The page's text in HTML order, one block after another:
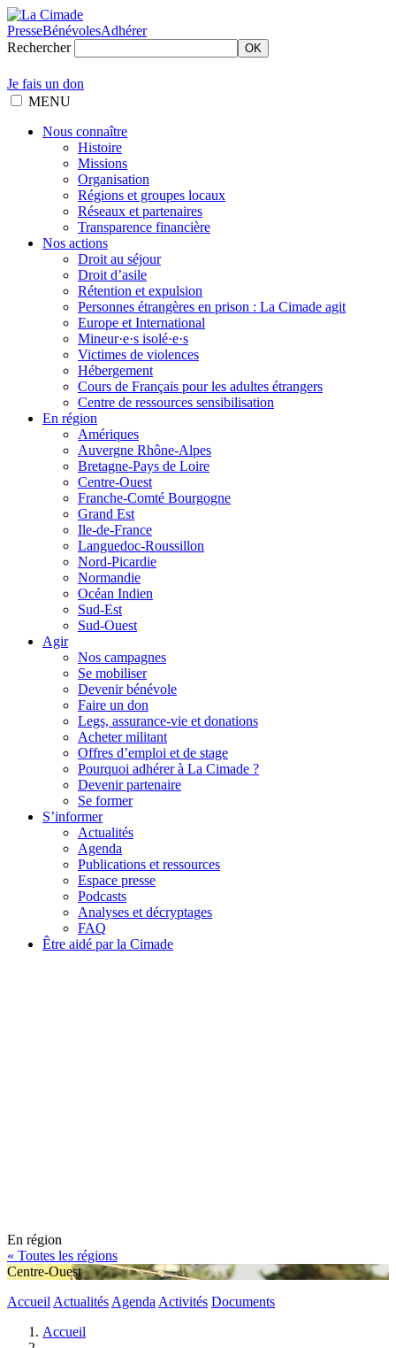
PresseBénévolesAdhérer
Rechercher
OK
Je fais un don
MENU
Nous connaître
Histoire
Missions
Organisation
Régions et groupes locaux
Réseaux et partenaires
Transparence financière
Nos actions
Droit au séjour
Droit d’asile
Rétention et expulsion
Personnes étrangères en prison : La Cimade agit
Europe et International
Mineur·e·s isolé·e·s
Victimes de violences
Hébergement
Cours de Français pour les adultes étrangers
Centre de ressources sensibilisation
En région
Amériques
Auvergne Rhône-Alpes
Bretagne-Pays de Loire
Centre-Ouest
Franche-Comté Bourgogne
Grand Est
Ile-de-France
Languedoc-Roussillon
Nord-Picardie
Normandie
Océan Indien
Sud-Est
Sud-Ouest
Agir
Nos campagnes
Se mobiliser
Devenir bénévole
Faire un don
Legs, assurance-vie et donations
Acheter militant
Offres d’emploi et de stage
Pourquoi adhérer à La Cimade ?
Devenir partenaire
Se former
S’informer
Actualités
Agenda
Publications et ressources
Espace presse
Podcasts
Analyses et décryptages
FAQ
Être aidé par la Cimade
En région
« Toutes les régions
Centre-Ouest
Accueil Actualités Agenda Activités Documents
Accueil